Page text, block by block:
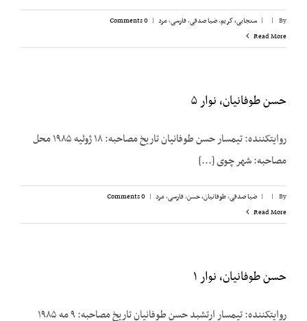
By
|
| سنجابی، کریم,ضیا صدقی,فارسی,مرد |
0 Comments
Read More
حسن طوفانیان، نوار ۵
روایت­کننده: تیمسار حسن طوفانیان تاریخ مصاحبه: ۱۸ ژوئیه ۱۹۸۵ محل
مصاحبه: شهر چوی [...]
By
|
| ضیا صدقی,طوفانیان، حسن,فارسی,مرد |
0 Comments
Read More
حسن طوفانیان، نوار ۱
روایت­کننده: تیمسار ارتشبد حسن طوفانیان تاریخ مصاحبه: ۹ مه ۱۹۸۵